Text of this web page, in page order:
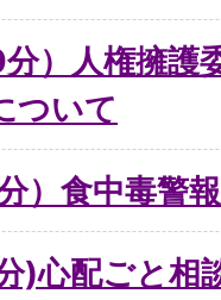
）人権擁護
ついて
）食中毒警
)心配ごと相